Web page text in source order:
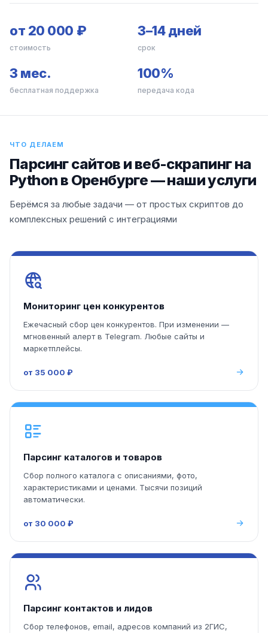
от 20 000 ₽
стоимость
3–14 дней
срок
3 мес.
бесплатная поддержка
100%
передача кода
ЧТО ДЕЛАЕМ
Парсинг сайтов и веб-скрапинг на
Python в Оренбурге — наши услуги
Берёмся за любые задачи — от простых скриптов до
комплексных решений с интеграциями
Мониторинг цен конкурентов
Ежечасный сбор цен конкурентов. При изменении —
мгновенный алерт в Telegram. Любые сайты и
маркетплейсы.
от 35 000 ₽
Парсинг каталогов и товаров
Сбор полного каталога с описаниями, фото,
характеристиками и ценами. Тысячи позиций
автоматически.
от 30 000 ₽
Парсинг контактов и лидов
Сбор телефонов, email, адресов компаний из 2ГИС,